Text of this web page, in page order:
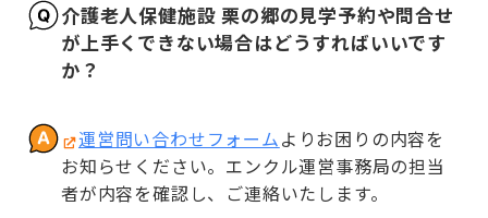
介護老人保健施設 栗の郷の見学予約や問合せ
が上手くできない場合はどうすればいいです
か？
運営問い合わせフォームよりお困りの内容を
お知らせください。エンクル運営事務局の担当
者が内容を確認し、ご連絡いたします。